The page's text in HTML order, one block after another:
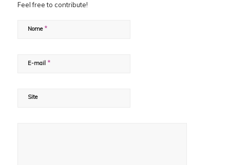
Feel free to contribute!
Nome *
E-mail *
Site